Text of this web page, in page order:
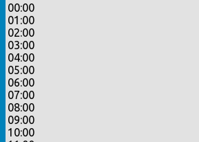
00:00
01:00
02:00
03:00
04:00
05:00
06:00
07:00
08:00
09:00
10:00